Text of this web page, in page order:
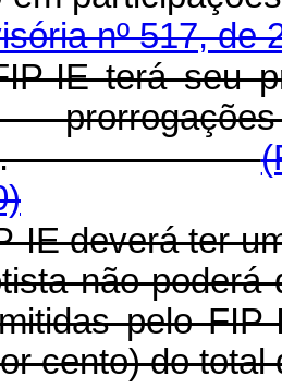
nº 517, de
IE terá seu
deverá ter
não
pelo
cento) do